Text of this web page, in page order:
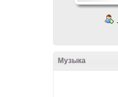
Музыка